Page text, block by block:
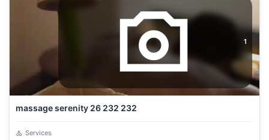
1
massage serenity 26 232 232
Services